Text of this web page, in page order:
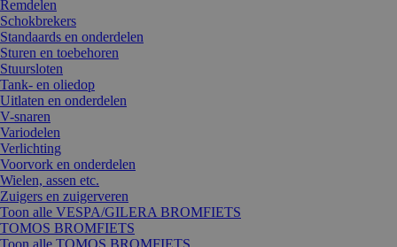
Remdelen
Schokbrekers
Standaards en onderdelen
Sturen en toebehoren
Stuursloten
Tank- en oliedop
Uitlaten en onderdelen
V-snaren
Variodelen
Verlichting
Voorvork en onderdelen
Wielen, assen etc.
Zuigers en zuigerveren
Toon alle VESPA/GILERA BROMFIETS
TOMOS BROMFIETS
Toon alle TOMOS BROMFIETS